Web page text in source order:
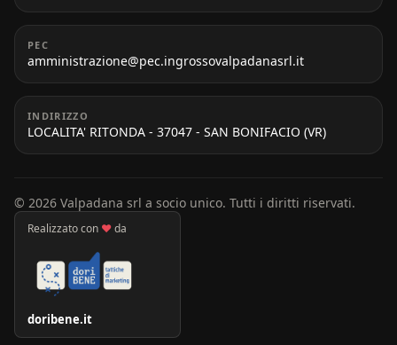
PEC
amministrazione@pec.ingrossovalpadanasrl.it
INDIRIZZO
LOCALITA' RITONDA - 37047 - SAN BONIFACIO (VR)
© 2026 Valpadana srl a socio unico. Tutti i diritti riservati.
Realizzato con ♥da
doribene.it